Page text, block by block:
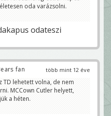
oda varázsolni.
odateszi
több mint 12 éve
fan
TD lehetett volna, de nem
MCCown Cutler helyett,
a héten.